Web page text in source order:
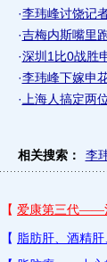
·李玮峰讨饶记
·吉梅内斯嘴里
·深圳1比0战胜
·李玮峰下嫁申
· 上海人搞定两
相关搜索： 李